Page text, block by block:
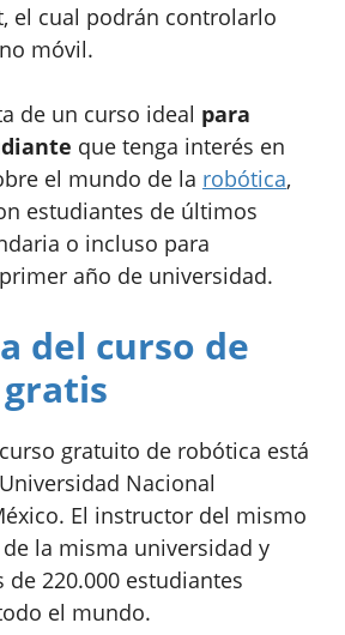
el cual podrán controlarlo
móvil.
de un curso ideal para
que tenga interés en
el mundo de la robótica,
estudiantes de últimos
o incluso para
año de universidad.
del curso de
gratuito de robótica está
Nacional
El instructor del mismo
la misma universidad y
de 220.000 estudiantes
el mundo.